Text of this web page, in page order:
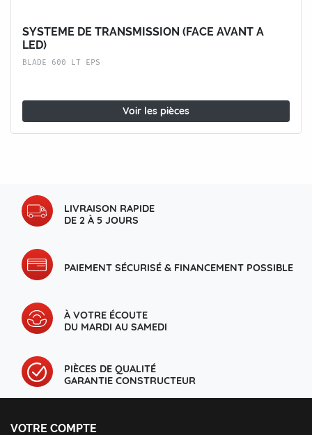
SYSTEME DE TRANSMISSION (FACE AVANT A
LED)
BLADE 600 LT EPS
Voir les pièces
LIVRAISON RAPIDE
DE 2 À 5 JOURS
PAIEMENT SÉCURISÉ & FINANCEMENT POSSIBLE
À VOTRE ÉCOUTE
DU MARDI AU SAMEDI
PIÈCES DE QUALITÉ
GARANTIE CONSTRUCTEUR
VOTRE COMPTE